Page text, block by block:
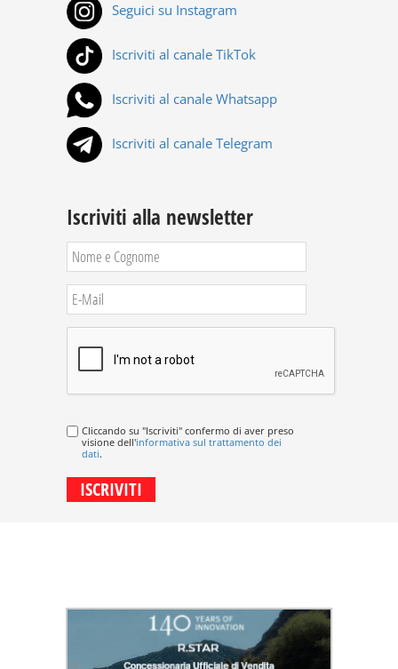
Seguici su Instagram
Iscriviti al canale TikTok
Iscriviti al canale Whatsapp
Iscriviti al canale Telegram
Iscriviti alla newsletter
Cliccando su "Iscriviti" confermo di aver preso
visione dell'informativa sul trattamento dei
dati.